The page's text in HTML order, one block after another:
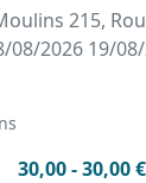
215,
08/2026 19/
30,00 - 30,00 €